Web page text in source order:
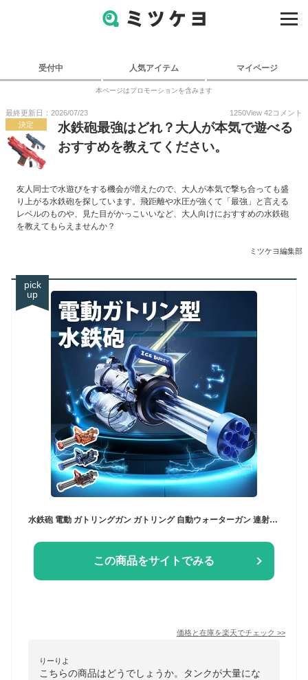
受付中 人気アイテム マイページ
本ページはプロモーションを含みます
最終更新日：2026/07/23 1250View 42コメント
決定
水鉄砲最強はどれ？大人が本気で遊べる
おすすめを教えてください。
友人同士で水遊びをする機会が増えたので、大人が本気で撃ち合っても盛
り上がる水鉄砲を探しています。飛距離や水圧が強くて「最強」と言える
レベルのものや、見た目がかっこいいなど、大人向けにおすすめの水鉄砲
を教えてもらえませんか？
ミツケヨ編集部
pick
up
水鉄砲 電動 ガトリングガン ガトリング 自動ウォーターガン 連射水鉄砲 タンク容量400ml 射程距離 10m 水遊び おもちゃ 海水浴 プール 夏休み 夏祭り 子供 大人兼用 8歳以上適用 誕生日 プレゼント
この商品をサイトでみる
価格と在庫を楽天でチェック >>
りーりよ
こちらの商品はどうでしょうか。タンクが大量にな